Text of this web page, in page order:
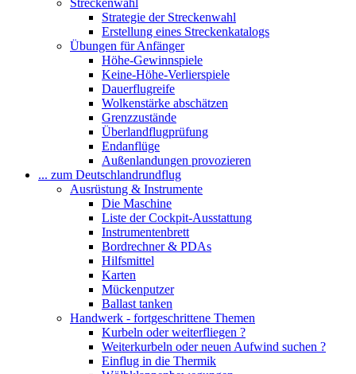
Streckenwahl
Strategie der Streckenwahl
Erstellung eines Streckenkatalogs
Übungen für Anfänger
Höhe-Gewinnspiele
Keine-Höhe-Verlierspiele
Dauerflugreife
Wolkenstärke abschätzen
Grenzzustände
Überlandflugprüfung
Endanflüge
Außenlandungen provozieren
... zum Deutschlandrundflug
Ausrüstung & Instrumente
Die Maschine
Liste der Cockpit-Ausstattung
Instrumentenbrett
Bordrechner & PDAs
Hilfsmittel
Karten
Mückenputzer
Ballast tanken
Handwerk - fortgeschrittene Themen
Kurbeln oder weiterfliegen ?
Weiterkurbeln oder neuen Aufwind suchen ?
Einflug in die Thermik